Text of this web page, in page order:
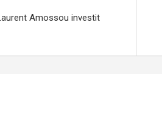
Laurent Amossou investit